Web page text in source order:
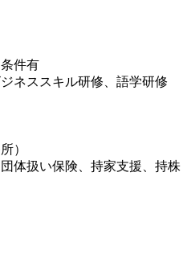
件有
ネススキル研修、語学研修
）
体扱い保険、持家支援、持株